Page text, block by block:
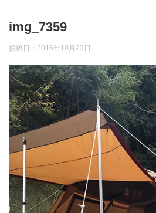
img_7359
投稿日： 2016年10月23日